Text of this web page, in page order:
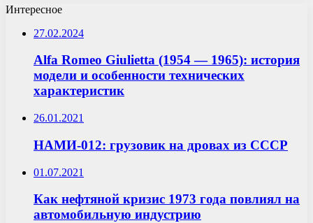
Интересное
27.02.2024
Alfa Romeo Giulietta (1954 — 1965): история
модели и особенности технических
характеристик
26.01.2021
НАМИ-012: грузовик на дровах из СССР
01.07.2021
Как нефтяной кризис 1973 года повлиял на
автомобильную индустрию